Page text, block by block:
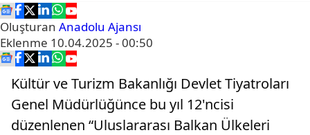
Oluşturan Anadolu Ajansı
Eklenme 10.04.2025 - 00:50
Kültür ve Turizm Bakanlığı Devlet Tiyatroları
Genel Müdürlüğünce bu yıl 12'ncisi
düzenlenen “Uluslararası Balkan Ülkeleri